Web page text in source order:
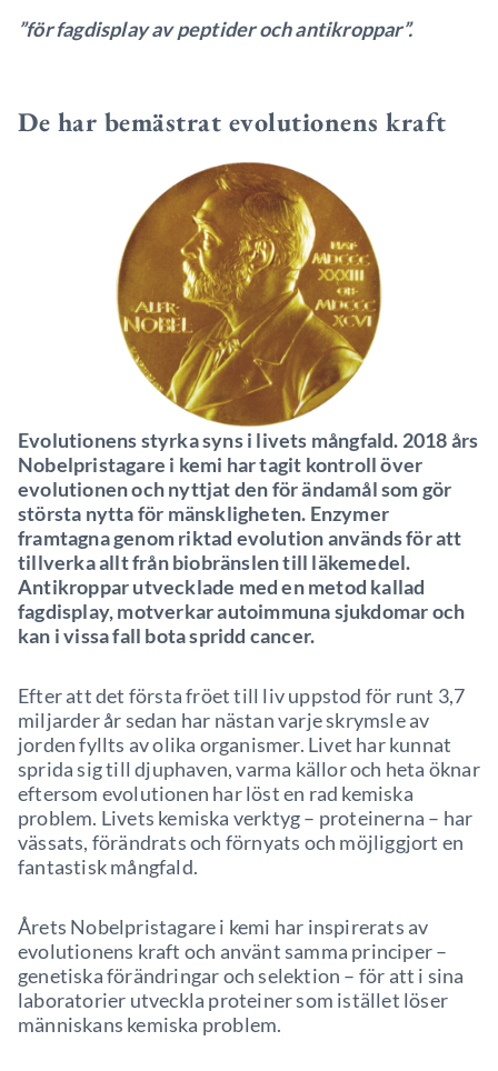
”för fagdisplay av peptider och antikroppar”.
De har bemästrat evolutionens kraft
Evolutionens styrka syns i livets mångfald. 2018 års
Nobelpristagare i kemi har tagit kontroll över
evolutionen och nyttjat den för ändamål som gör
största nytta för mänskligheten. Enzymer
framtagna genom riktad evolution används för att
tillverka allt från biobränslen till läkemedel.
Antikroppar utvecklade med en metod kallad
fagdisplay, motverkar autoimmuna sjukdomar och
kan i vissa fall bota spridd cancer.
Efter att det första fröet till liv uppstod för runt 3,7
miljarder år sedan har nästan varje skrymsle av
jorden fyllts av olika organismer. Livet har kunnat
sprida sig till djuphaven, varma källor och heta öknar
eftersom evolutionen har löst en rad kemiska
problem. Livets kemiska verktyg – proteinerna – har
vässats, förändrats och förnyats och möjliggjort en
fantastisk mångfald.
Årets Nobelpristagare i kemi har inspirerats av
evolutionens kraft och använt samma principer –
genetiska förändringar och selektion – för att i sina
laboratorier utveckla proteiner som istället löser
människans kemiska problem.